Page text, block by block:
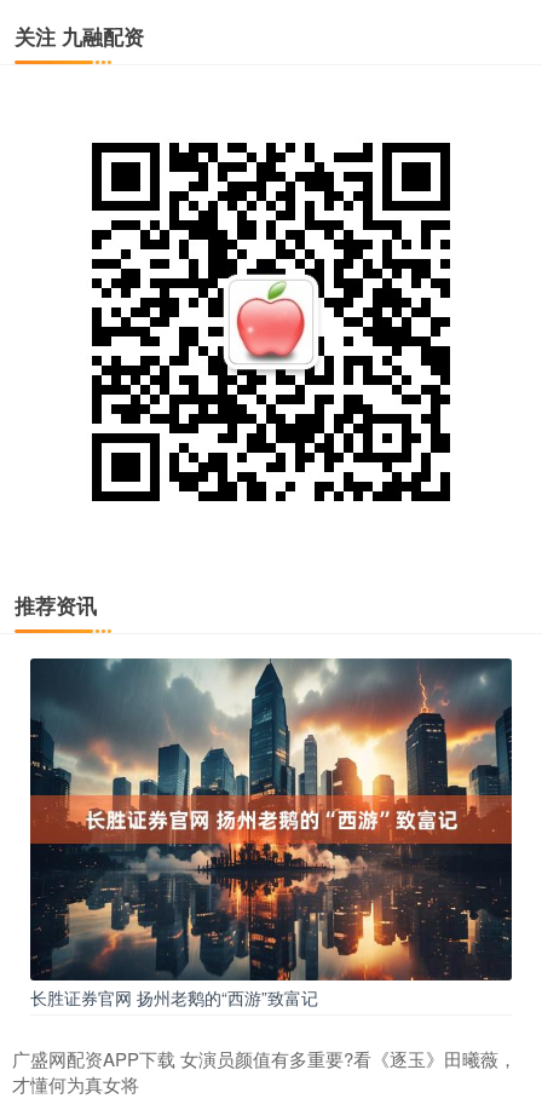
关注 九融配资
推荐资讯
长胜证券官网 扬州老鹅的“西游”致富记
广盛网配资APP下载 女演员颜值有多重要?看《逐玉》田曦薇，
才懂何为真女将